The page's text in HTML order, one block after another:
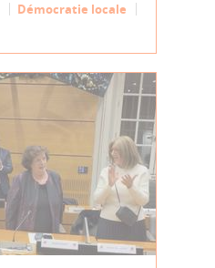
Démocratie locale